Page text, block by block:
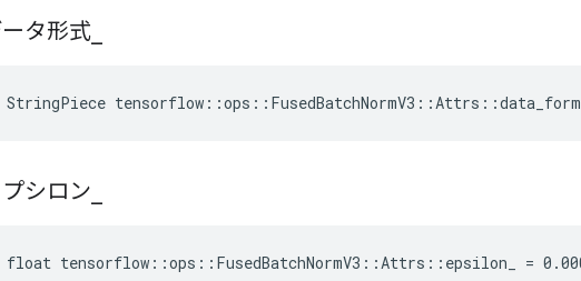
タ形式
StringPiece
シロン
float tensorflow::ops::FusedBatchNormV3::Attrs::epsilon_ =